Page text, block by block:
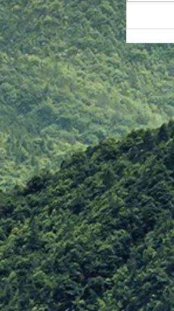
②正
す チ
円）
特設
多く
おり
タッ